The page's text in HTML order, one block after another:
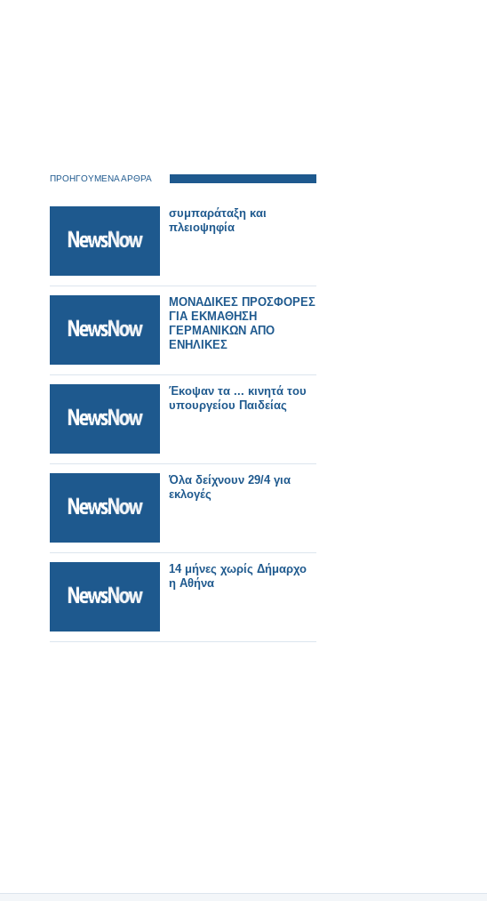
ΠΡΟΗΓΟΥΜΕΝΑ ΑΡΘΡΑ
συμπαράταξη και
πλειοψηφία
ΜΟΝΑΔΙΚΕΣ ΠΡΟΣΦΟΡΕΣ
ΓΙΑ ΕΚΜΑΘΗΣΗ
ΓΕΡΜΑΝΙΚΩΝ ΑΠΟ
ΕΝΗΛΙΚΕΣ
Έκοψαν τα ... κινητά του
υπουργείου Παιδείας
Όλα δείχνουν 29/4 για
εκλογές
14 μήνες χωρίς Δήμαρχο
η Αθήνα